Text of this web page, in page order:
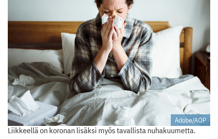
Adobe/AOP
Liikkeellä on koronan lisäksi myös tavallista nuhakuumetta.